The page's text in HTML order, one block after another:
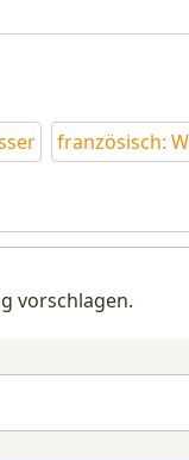
französisch:
vorschlagen.